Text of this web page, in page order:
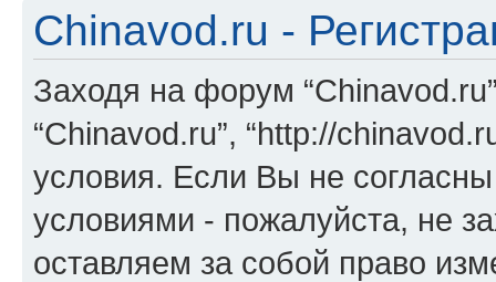
Chinavod.ru -
Заходя на форум
“Chinavod.ru”, “http://
условия. Если Вы не
условиями - пожалуйста, не
оставляем за собой право